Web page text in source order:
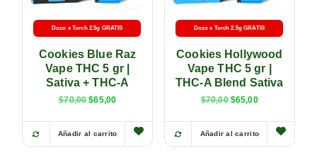
Dozo x Torch 2.5g GRATIS
Cookies Blue Raz
Vape THC 5 gr |
Sativa + THC-A
$70,00 $65,00
Añadir al carrito
Dozo x Torch 2.5g GRATIS
Cookies Hollywood
Vape THC 5 gr |
THC-A Blend Sativa
$70,00 $65,00
Añadir al carrito